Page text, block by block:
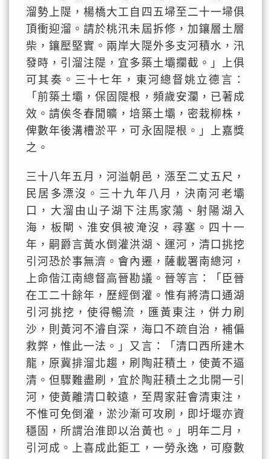
溜勢上隄，楊橋大工自四五埽至二十一埽俱
頂衝迎溜。請於桃汛未屆拆修，加鑲層土層
柴，鑲壓堅實。兩岸大隄外多支河積水，汛
發時，引溜注隄，宜多築土壩攔截。」上俱
可其奏。三十七年，東河總督姚立德言：
「前築土壩，保固隄根，頻歲安瀾，已著成
效。請俟冬春閒曠，培築土壩，密栽柳株，
俾數年後溝槽淤平，可永固隄根。」上嘉獎
之。
三十八年五月，河溢朝邑，漲至二丈五尺，
民居多漂沒。三十九年八月，決南河老壩
口，大溜由山子湖下注馬家蕩、射陽湖入
海，板閘、淮安俱被淹沒，尋塞。四十一
年，嗣爵言黃水倒灌洪湖、運河，清口挑挖
引河恐於事無濟。會內遷，薩載署南總河，
上命偕江南總督高晉勘議。晉等言：「臣晉
在工二十餘年，歷經倒灌。惟有將清口通湖
引河挑挖，使得暢流，匯黃東注，併力刷
沙，則黃河不濬自深，海口不疏自治，補偏
救弊，惟此一法。」又言：「清口西所建木
龍，原冀排溜北趨，刷陶莊積土，使黃不逼
清。但驟難盡刷，宜於陶莊積土之北開一引
河，使黃離清口較遠，至周家莊會清東注，
不惟可免倒灌，淤沙漸可攻刷，即圩堰亦資
穩固，所謂治淮即以治黃也。」明年二月，
引河成。上喜成此鉅工，一勞永逸，可廢數